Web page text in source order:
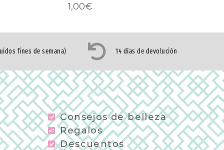
1,00€
fines de semana) 14 días de devolución
Consejos de belleza
Regalos
Descuentos